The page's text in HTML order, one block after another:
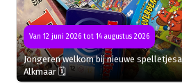
Van 12 juni 2026 tot 14 augustus 2026
Jongeren welkom bij nieuwe
Alkmaar 🗓